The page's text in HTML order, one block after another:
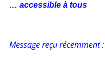
… accessible à tous
Message reçu récemment :